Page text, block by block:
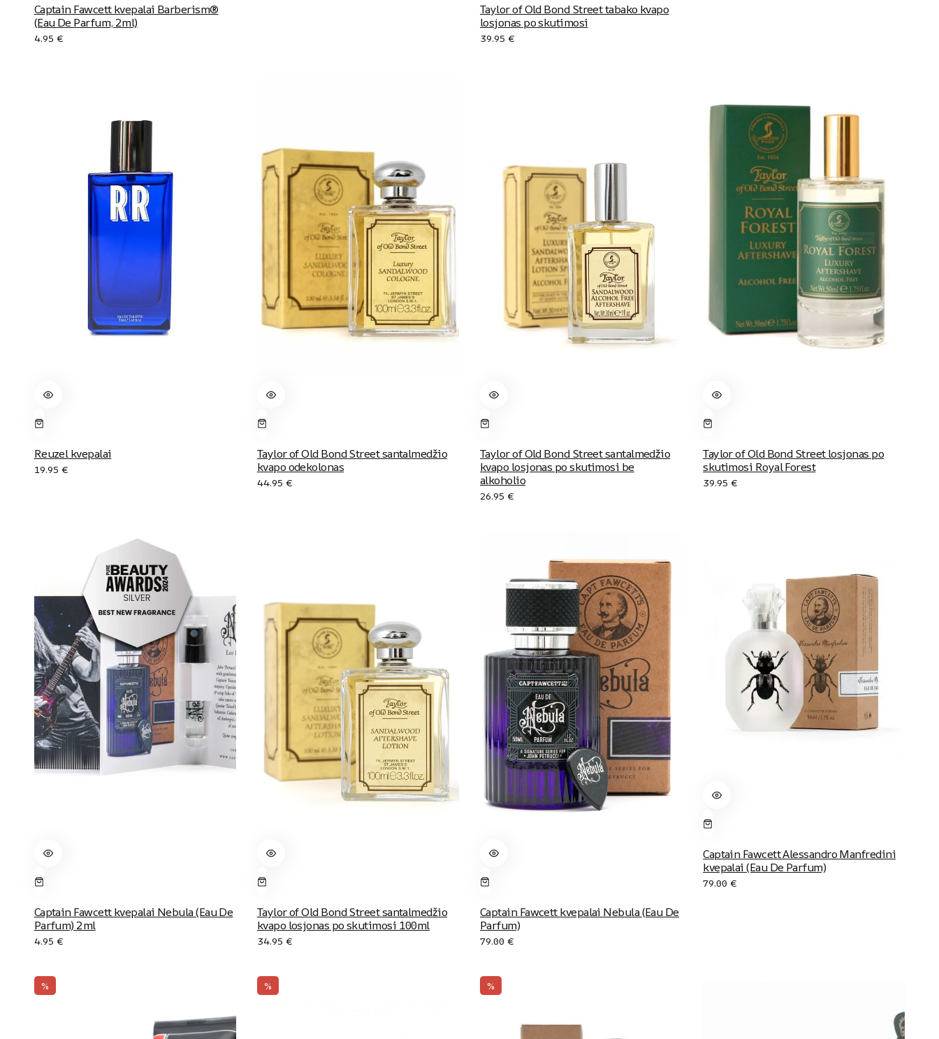
Captain Fawcett kvepalai Barberism®
(Eau De Parfum, 2ml)
4.95 €
Taylor of Old Bond Street tabako kvapo
losjonas po skutimosi
39.95 €
Reuzel kvepalai
19.95 €
Taylor of Old Bond Street santalmedžio
kvapo odekolonas
44.95 €
Taylor of Old Bond Street santalmedžio
kvapo losjonas po skutimosi be
alkoholio
26.95 €
Taylor of Old Bond Street losjonas po
skutimosi Royal Forest
39.95 €
Captain Fawcett kvepalai Nebula (Eau De
Parfum) 2ml
4.95 €
Taylor of Old Bond Street santalmedžio
kvapo losjonas po skutimosi 100ml
34.95 €
Captain Fawcett kvepalai Nebula (Eau De
Parfum)
79.00 €
Captain Fawcett Alessandro Manfredini
kvepalai (Eau De Parfum)
79.00 €
% % %